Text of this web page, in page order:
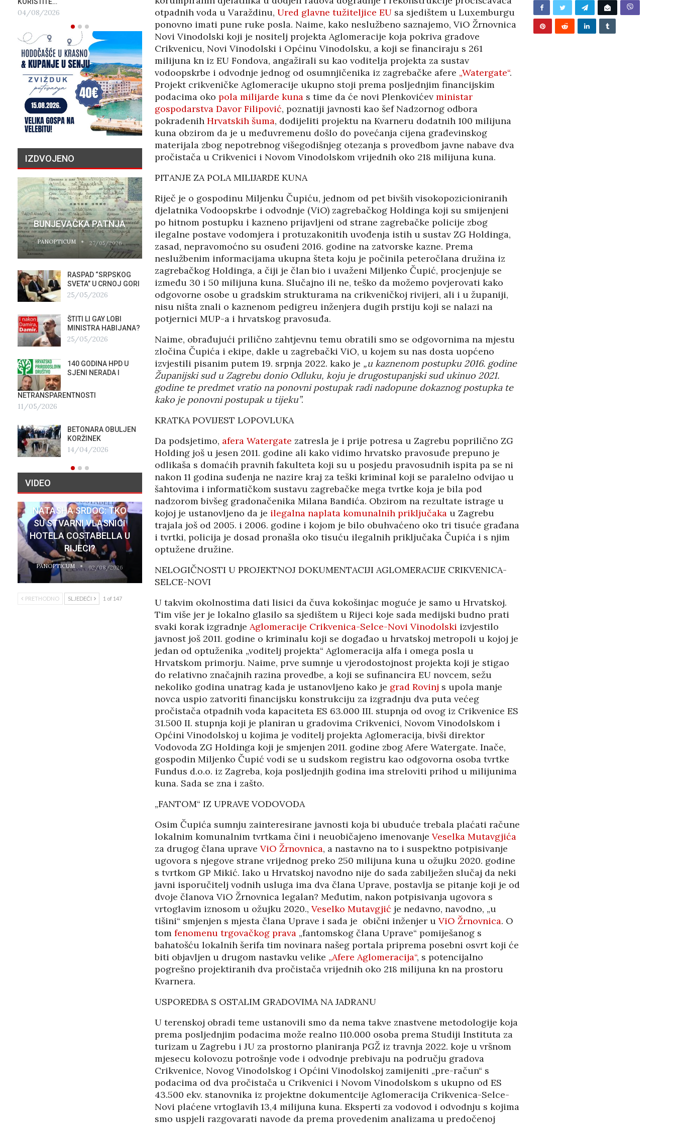
otpadnih voda u Varaždinu, Ured glavne tužiteljice EUsa sjedištem u Luxemburgu
ponovno imati pune ruke posla. Naime, kako neslužbeno saznajemo, ViO Žrnovnica
Novi Vinodolski koji je nositelj projekta Aglomeracije koja pokriva gradove
Crikvenicu, Novi Vinodolski i Općinu Vinodolsku, a koji se financiraju s 261
milijuna kn iz EU Fondova, angažirali su kao voditelja projekta za sustav
vodoopskrbe i odvodnje jednog od osumnjičenika iz zagrebačke afere „Watergate“.
Projekt crikveničke Aglomeracije ukupno stoji prema posljednjim financijskim
podacima oko pola milijarde kunas time da će novi Plenkovićev ministar
gospodarstva Davor Filipović, poznatiji javnosti kao šef Nadzornog odbora
pokradenih Hrvatskih šuma, dodijeliti projektu na Kvarneru dodatnih 100 milijuna
kuna obzirom da je u međuvremenu došlo do povećanja cijena građevinskog
materijala zbog nepotrebnog višegodišnjeg otezanja s provedbom javne nabave dva
pročistača u Crikvenici i Novom Vinodolskom vrijednih oko 218 milijuna kuna.
PITANJE ZA POLA MILIJARDE KUNA
Riječ je o gospodinu Miljenku Čupiću, jednom od pet bivših visokopozicioniranih
djelatnika Vodoopskrbe i odvodnje (ViO) zagrebačkog Holdinga koji su smijenjeni
po hitnom postupku i kazneno prijavljeni od strane zagrebačke policije zbog
ilegalne postave vodomjera i protuzakonitih uvođenja istih u sustav ZG Holdinga,
zasad, nepravomoćno su osuđeni 2016. godine na zatvorske kazne. Prema
neslužbenim informacijama ukupna šteta koju je počinila peteročlana družina iz
zagrebačkog Holdinga, a čiji je član bio i uvaženi Miljenko Čupić, procjenjuje se
između 30 i 50 milijuna kuna. Slučajno ili ne, teško da možemo povjerovati kako
odgovorne osobe u gradskim strukturama na crikveničkoj rivijeri, ali i u županiji,
nisu ništa znali o kaznenom pedigreu inženjera dugih prstiju koji se nalazi na
potjernici MUP-a i hrvatskog pravosuđa.
Naime, obrađujući prilično zahtjevnu temu obratili smo se odgovornima na mjestu
zločina Čupića i ekipe, dakle u zagrebački ViO, u kojem su nas dosta uopćeno
izvjestili pisanim putem 19. srpnja 2022. kako je „u kaznenom postupku 2016. godine
Županijski sud u Zagrebu donio Odluku, koju je drugostupanjski sud ukinuo 2021.
godine te predmet vratio na ponovni postupak radi nadopune dokaznog postupka te
kako je ponovni postupak u tijeku”.
KRATKA POVIJEST LOPOVLUKA
Da podsjetimo, afera Watergate zatresla je i prije potresa u Zagrebu poprilično ZG
Holding još u jesen 2011. godine ali kako vidimo hrvatsko pravosuđe prepuno je
odlikaša s domaćih pravnih fakulteta koji su u posjedu pravosudnih ispita pa se ni
nakon 11 godina suđenja ne nazire kraj za teški kriminal koji se paralelno odvijao u
šahtovima i informatičkom sustavu zagrebačke mega tvrtke koja je bila pod
nadzorom bivšeg gradonačenika Milana Bandića. Obzirom na rezultate istrage u
kojoj je ustanovljeno da je ilegalna naplata komunalnih priključakau Zagrebu
trajala još od 2005. i 2006. godine i kojom je bilo obuhvaćeno oko tri tisuće građana
i tvrtki, policija je dosad pronašla oko tisuću ilegalnih priključaka Čupića i s njim
optužene družine.
NELOGIČNOSTI U PROJEKTNOJ DOKUMENTACIJI AGLOMERACIJE CRIKVENICA-
SELCE-NOVI
U takvim okolnostima dati lisici da čuva kokošinjac moguće je samo u Hrvatskoj.
Tim više jer je lokalno glasilo sa sjedištem u Rijeci koje sada medijski budno prati
svaki korak izgradnje Aglomeracije Crikvenica-Selce-Novi Vinodolski izvjestilo
javnost još 2011. godine o kriminalu koji se događao u hrvatskoj metropoli u kojoj je
jedan od optuženika „voditelj projekta“ Aglomeracija alfa i omega posla u
Hrvatskom primorju. Naime, prve sumnje u vjerodostojnost projekta koji je stigao
do relativno značajnih razina provedbe, a koji se sufinancira EU novcem, sežu
nekoliko godina unatrag kada je ustanovljeno kako je grad Rovinj s upola manje
novca uspio zatvoriti financijsku konstrukciju za izgradnju dva puta većeg
pročistača otpadnih voda kapaciteta ES 63.000 III. stupnja od ovog iz Crikvenice ES
31.500 II. stupnja koji je planiran u gradovima Crikvenici, Novom Vinodolskom i
Općini Vinodolskoj u kojima je voditelj projekta Aglomeracija, bivši direktor
Vodovoda ZG Holdinga koji je smjenjen 2011. godine zbog Afere Watergate. Inače,
gospodin Miljenko Čupić vodi se u sudskom registru kao odgovorna osoba tvrtke
Fundus d.o.o. iz Zagreba, koja posljednjih godina ima streloviti prihod u milijunima
kuna. Sada se zna i zašto.
„FANTOM“ IZ UPRAVE VODOVODA
Osim Čupića sumnju zainteresirane javnosti koja bi ubuduće trebala plaćati račune
lokalnim komunalnim tvrtkama čini i neuobičajeno imenovanje Veselka Mutavgjića
za drugog člana uprave ViO Žrnovnica, a nastavno na to i suspektno potpisivanje
ugovora s njegove strane vrijednog preko 250 milijuna kuna u ožujku 2020. godine
s tvrtkom GP Mikić. Iako u Hrvatskoj navodno nije do sada zabilježen slučaj da neki
javni isporučitelj vodnih usluga ima dva člana Uprave, postavlja se pitanje koji je od
dvoje članova ViO Žrnovnica legalan? Međutim, nakon potpisivanja ugovora s
vrtoglavim iznosom u ožujku 2020., Veselko Mutavgjić je nedavno, navodno, „u
tišini“ smjenjen s mjesta člana Uprave i sada je obični inženjer u ViO Žrnovnica. O
tom fenomenu trgovačkog prava„fantomskog člana Uprave“ pomiješanog s
bahatošću lokalnih šerifa tim novinara našeg portala priprema posebni osvrt koji će
biti objavljen u drugom nastavku velike „Afere Aglomeracija“, s potencijalno
pogrešno projektiranih dva pročistača vrijednih oko 218 milijuna kn na prostoru
Kvarnera.
USPOREDBA S OSTALIM GRADOVIMA NA JADRANU
U terenskoj obradi teme ustanovili smo da nema takve znastvene metodologije koja
prema posljednjim podacima može realno 110.000 osoba prema Studiji Instituta za
turizam u Zagrebu i JU za prostorno planiranja PGŽ iz travnja 2022. koje u vršnom
mjesecu kolovozu potrošnje vode i odvodnje prebivaju na području gradova
Crikvenice, Novog Vinodolskog i Općini Vinodolskoj zamijeniti „pre-račun“ s
podacima od dva pročistača u Crikvenici i Novom Vinodolskom s ukupno od ES
43.500 ekv. stanovnika iz projektne dokumentcije Aglomeracija Crikvenica-Selce-
Novi plaćene vrtoglavih 13,4 milijuna kuna. Eksperti za vodovod i odvodnju s kojima
smo uspjeli razgovarati navode da prema provedenim analizama u predočenoj
04/08/2026 04/08/2026
IZDVOJENO
BUNJEVAČKA PATNJA
PANOPTICUM 27/05/2026
RASPAD “SRPSKOG
SVETA” U CRNOJ GORI
25/05/2026
ŠTITI LI GAY LOBI
MINISTRA HABIJANA?
25/05/2026
140 GODINA HPD U
SJENI NERADA I
NETRANSPARENTNOSTI
11/05/2026
BETONARA OBULJEN
KORŽINEK
14/04/2026
PRIČA O NESTALIM
MILIJUNIMA
PANOPTICUM 03/04/2026
GALERIJA FORUM ILI
AGITPROP GALERIJA
04/03/2026
NEZNANJE FIZIKE U
16/02/2026
ČIJE SU OGROMNE
ZLATNE REZERVE U
ITALIJI?
12/02/2026
TUĐMANOVA
OSTAVŠTINA: NAKON
RAFALI
17/01/2026
HRVATI U VOJVODINI
OSUĐENI NA
ASIMILACIJU
12/01/2026
AKADEMSKE VEZE:
ULOGA KINE U
HRVATSKOJ
07/01/2026
NACIONALIZMA
29/12/2025
ZNANOST U SLUŽBI
FESTIVALA ISTINE
22/12/2025
08/12/2025
BUNJEVAČKA PATNJA
RASPAD “SRPSKOG
SVETA” U CRNOJ GORI
25/05/2026
25/05/2026
140 GODINA HPD U
SJENI NERADA I
NETRANSPARENTNOSTI
KORŽINEK
14/04/2026
VIDEO
NATASHA SRDOC: TKO
SU STVARNI VLASNICI
HOTELA COSTABELLA U
RIJECI?
PANOPTICUM 02/08/2026
PRETHODNO SLJEDEĆI 1 of 147